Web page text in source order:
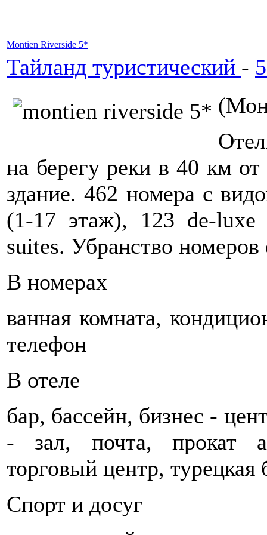
Montien Riverside 5*
Тайланд туристический -
на берегу реки в 40 км
здание. 462 номера с
(1-17 этаж), 123 de-
suites. Убранство
В номерах
ванная комната,
телефон
В отеле
бар, бассейн, бизнес -
- зал, почта, прокат
торговый центр, турецкая
Спорт и досуг